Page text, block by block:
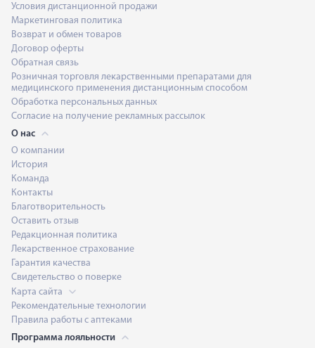
Условия дистанционной продажи
Маркетинговая политика
Возврат и обмен товаров
Договор оферты
Обратная связь
Розничная торговля лекарственными препаратами для
медицинского применения дистанционным способом
Обработка персональных данных
Согласие на получение рекламных рассылок
О нас
О компании
История
Команда
Контакты
Благотворительность
Оставить отзыв
Редакционная политика
Лекарственное страхование
Гарантия качества
Свидетельство о поверке
Карта сайта
Рекомендательные технологии
Правила работы с аптеками
Программа лояльности